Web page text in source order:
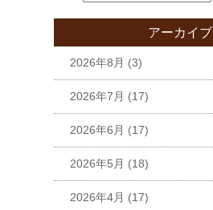
アーカイブ
2026年8月 (3)
2026年7月 (17)
2026年6月 (17)
2026年5月 (18)
2026年4月 (17)